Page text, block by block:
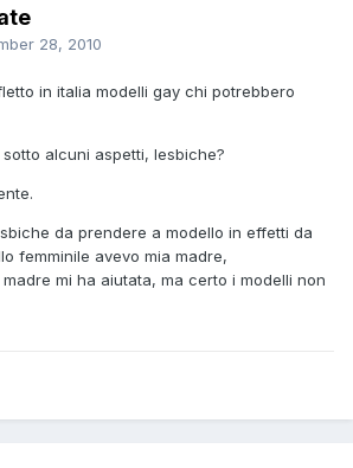
28, 2010
in italia modelli gay chi potrebbero
alcuni aspetti, lesbiche?
da prendere a modello in effetti da
femminile avevo mia madre,
mi ha aiutata, ma certo i modelli non